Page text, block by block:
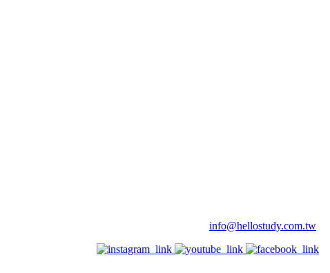
info@hellostudy.com.tw